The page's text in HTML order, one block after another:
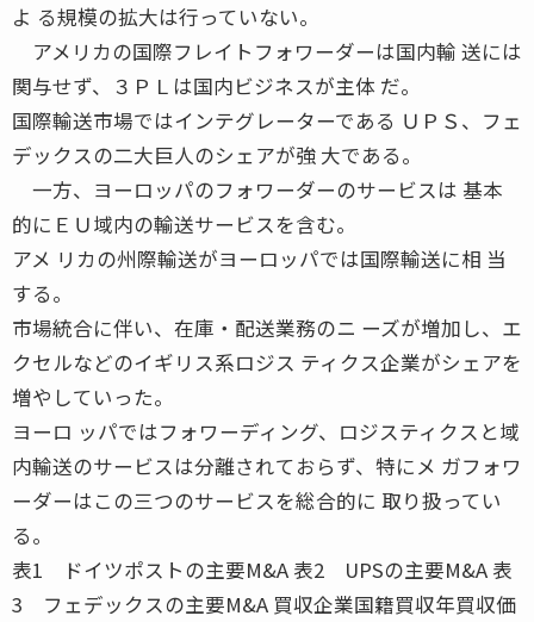
よ る規模の拡大は行っていない。
アメリカの国際フレイトフォワーダーは国内輸 送には
関与せず、３ＰＬは国内ビジネスが主体 だ。
国際輸送市場ではインテグレーターである ＵＰＳ、フェ
デックスの二大巨人のシェアが強 大である。
一方、ヨーロッパのフォワーダーのサービスは 基本
的にＥＵ域内の輸送サービスを含む。
アメ リカの州際輸送がヨーロッパでは国際輸送に相 当
する。
市場統合に伴い、在庫・配送業務のニ ーズが増加し、エ
クセルなどのイギリス系ロジス ティクス企業がシェアを
増やしていった。
ヨーロ ッパではフォワーディング、ロジスティクスと域
内輸送のサービスは分離されておらず、特にメ ガフォワ
ーダーはこの三つのサービスを総合的に 取り扱ってい
る。
表1 ドイツポストの主要M&A 表2 UPSの主要M&A 表
3 フェデックスの主要M&A 買収企業国籍買収年買収価